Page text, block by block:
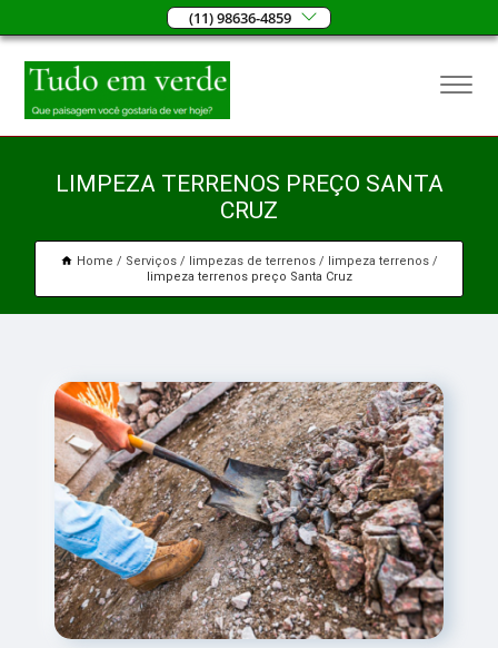
(11) 98636-4859
LIMPEZA TERRENOS PREÇO SANTA
CRUZ
Home Serviços limpezas de terrenos
limpeza terrenos
limpeza terrenos preço Santa Cruz